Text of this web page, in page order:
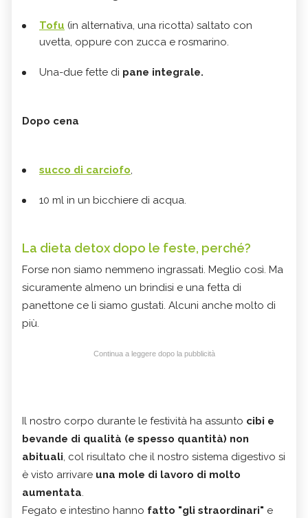
Tofu (in alternativa, una ricotta) saltato con
uvetta, oppure con zucca e rosmarino.
Una-due fette di pane integrale.
Dopo cena
succo di carciofo,
10 ml in un bicchiere di acqua.
La dieta detox dopo le feste, perché?
Forse non siamo nemmeno ingrassati. Meglio così. Ma
sicuramente almeno un brindisi e una fetta di
panettone ce li siamo gustati. Alcuni anche molto di
più.
Continua a leggere dopo la pubblicità
Il nostro corpo durante le festività ha assunto cibi e
bevande di qualità (e spesso quantità) non
abituali, col risultato che il nostro sistema digestivo si
è visto arrivare una mole di lavoro di molto
aumentata.
Fegato e intestino hanno fatto "gli straordinari" e